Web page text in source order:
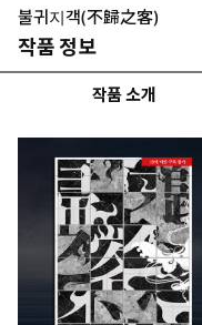
*이럴 때 보세요: 사랑에
는 파괴적인 순애가 보고 싶
*공감 글귀:
“여전히 정신이 온전치 않
“……온전치 않으니 형님
불귀지객(不歸之客)
작품 정보
작품 소개